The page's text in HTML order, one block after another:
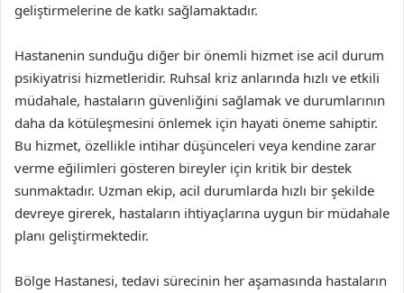
geliştirmelerine de katkı sağlamaktadır.
Hastanenin sunduğu diğer bir önemli hizmet ise acil durum
psikiyatrisi hizmetleridir. Ruhsal kriz anlarında hızlı ve etkili
müdahale, hastaların güvenliğini sağlamak ve durumlarının
daha da kötüleşmesini önlemek için hayati öneme sahiptir.
Bu hizmet, özellikle intihar düşünceleri veya kendine zarar
verme eğilimleri gösteren bireyler için kritik bir destek
sunmaktadır. Uzman ekip, acil durumlarda hızlı bir şekilde
devreye girerek, hastaların ihtiyaçlarına uygun bir müdahale
planı geliştirmektedir.
Bölge Hastanesi, tedavi sürecinin her aşamasında hastaların